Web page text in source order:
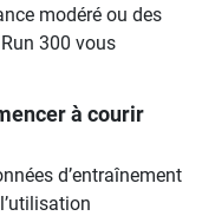
modéré ou des
300 vous
à courir
d’entraînement